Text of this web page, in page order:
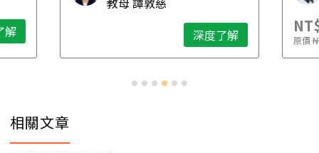
解 深度了解 原價
相關文章